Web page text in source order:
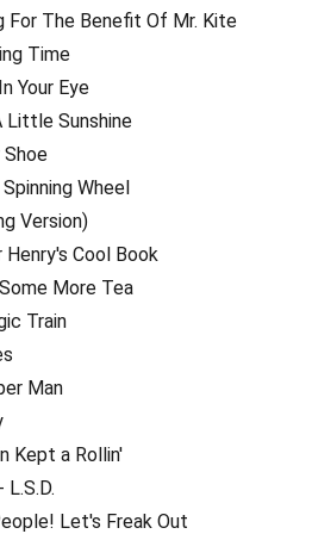
For The Benefit Of Mr. Kite
Time
Your Eye
Little Sunshine
Wheel
Version)
Cool Book
More Tea
Train
Man
Kept a Rollin'
Let's Freak Out